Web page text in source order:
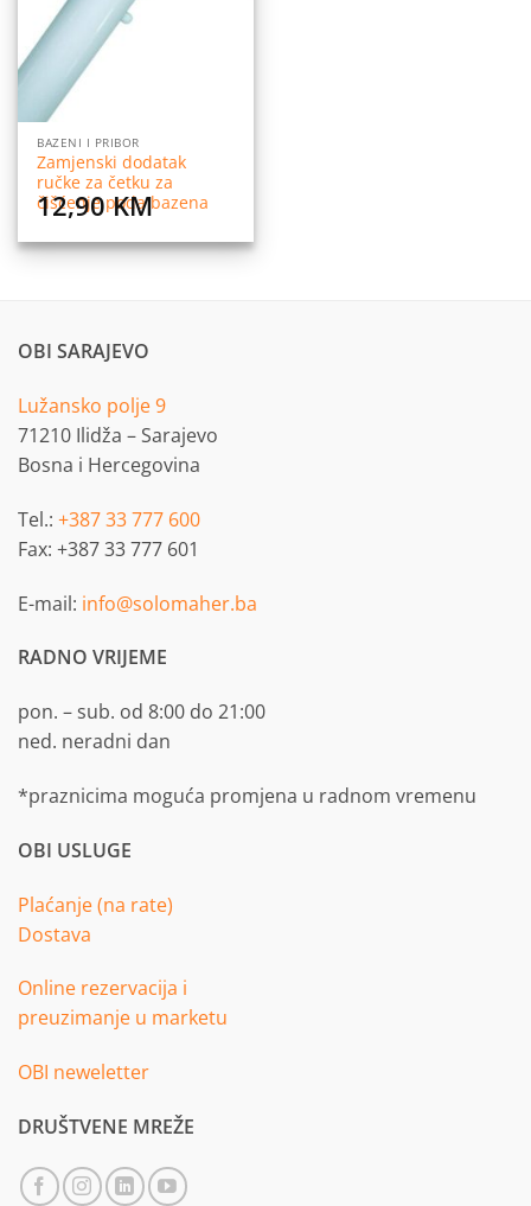
BAZENI I PRIBOR
Zamjenski dodatak
ručke za četku za
čišćenje poda bazena
12,90KM
OBI SARAJEVO
Lužansko polje 9
71210 Ilidža – Sarajevo
Bosna i Hercegovina
Tel.: +387 33 777 600
Fax: +387 33 777 601
E-mail: info@solomaher.ba
RADNO VRIJEME
pon. – sub. od 8:00 do 21:00
ned. neradni dan
*praznicima moguća promjena u radnom vremenu
OBI USLUGE
Plaćanje (na rate)
Dostava
Online rezervacija i
preuzimanje u marketu
OBI neweletter
DRUŠTVENE MREŽE